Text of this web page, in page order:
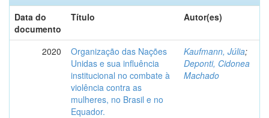
Data do
documento
Título Autor(es)
2020
Organização das Nações
Unidas e sua influência
institucional no combate à
violência contra as
mulheres, no Brasil e no
Equador.
Kaufmann, Júlia;
Deponti, Cidonea
Machado